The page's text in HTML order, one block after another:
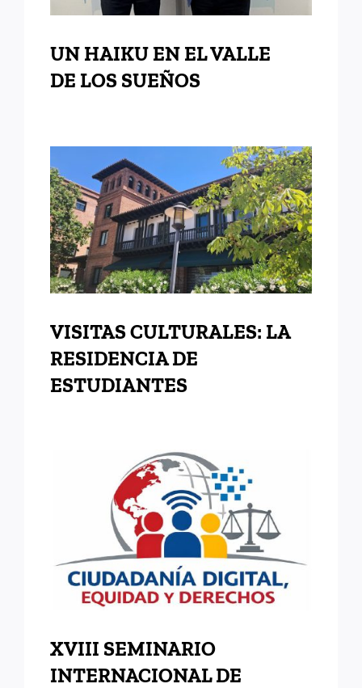
UN HAIKU EN EL VALLE
DE LOS SUEÑOS
VISITAS CULTURALES: LA
RESIDENCIA DE
ESTUDIANTES
VISITAS CULTURALES: LA
RESIDENCIA DE
ESTUDIANTES
XVIII SEMINARIO
INTERNACIONAL DE
ANTIGUOS ALUMNOS DEL
INAP
XVIII SEMINARIO
INTERNACIONAL DE